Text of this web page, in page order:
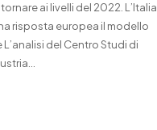
ai livelli del 2022. L’Italia
risposta europea il modello
del Centro Studi di